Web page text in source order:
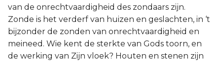
van de onrechtvaardigheid des zondaars zijn.
Zonde is het verderf van huizen en geslachten, in ‘t
bijzonder de zonden van onrechtvaardigheid en
meineed. Wie kent de sterkte van Gods toorn, en
de werking van Zijn vloek? Houten en stenen zijn